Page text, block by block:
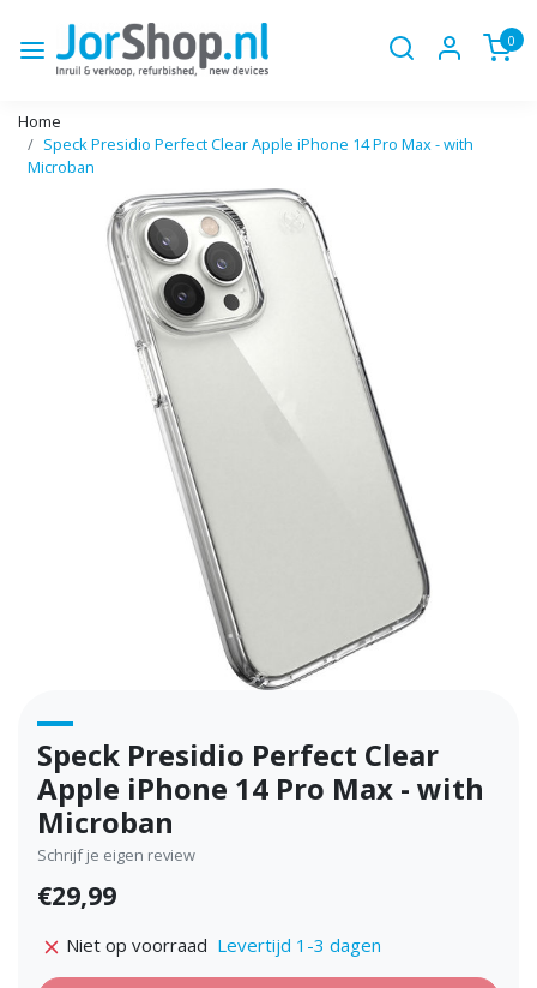
0
Home
Speck Presidio Perfect Clear Apple iPhone 14 Pro Max - with
Microban
Speck Presidio Perfect Clear
Apple iPhone 14 Pro Max - with
Microban
Schrijf je eigen review
€29,99
Niet op voorraad Levertijd 1-3 dagen